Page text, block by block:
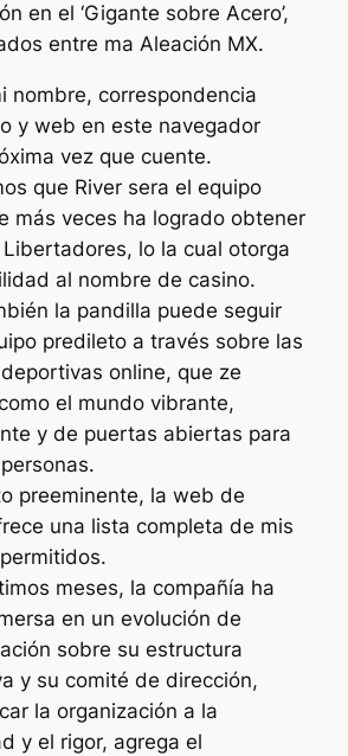
en el ‘Gigante sobre Acero’,
entre ma Aleación MX.
nombre, correspondencia
y web en este navegador
vez que cuente.
que River sera el equipo
más veces ha logrado obtener
Libertadores, lo la cual otorga
al nombre de casino.
la pandilla puede seguir
predileto a través sobre las
online, que ze
el mundo vibrante,
y de puertas abiertas para
preeminente, la web de
una lista completa de mis
meses, la compañía ha
en un evolución de
sobre su estructura
y su comité de dirección,
la organización a la
y el rigor, agrega el